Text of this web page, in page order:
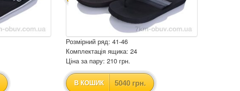
Розмірний ряд: 41-46
Комплектація ящика: 24
Ціна за пару: 210 грн.
В КОШИК 5040 грн.